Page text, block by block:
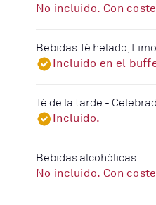
No incluido. Con
Bebidas Té helado,
Incluido en el
Té de la tarde -
Incluido.
Bebidas alcohólicas
No incluido. Con